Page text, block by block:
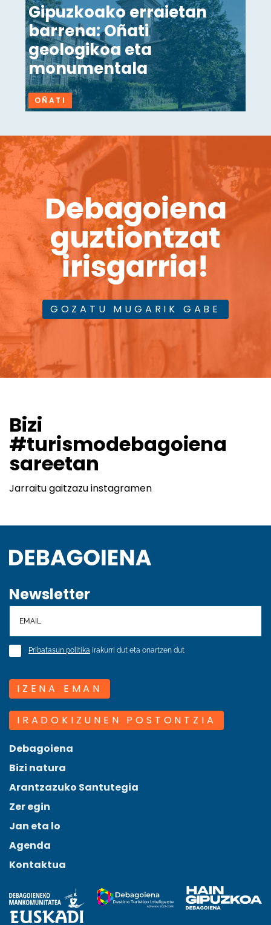
Gipuzkoako erraietan
barrena: Oñati
geologikoa eta
monumentala
OÑATI
Debagoiena
guztiontzat
irisgarria!
GOZATU MUGARIK GABE
Bizi
#turismodebagoiena
sareetan
Jarraitu gaitzazu instagramen
Newsletter
Pribatasun politika irakurri dut eta onartzen dut
IZENA EMAN
IRADOKIZUNEN POSTONTZIA
Debagoiena
Bizi natura
Arantzazuko Santutegia
Zer egin
Jan eta lo
Agenda
Kontaktua